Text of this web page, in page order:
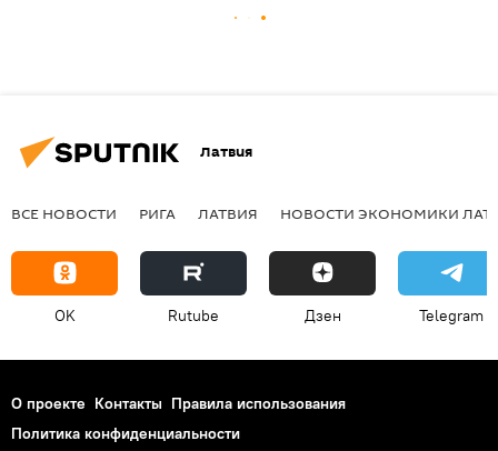
Латвия
ВСЕ НОВОСТИ РИГА ЛАТВИЯ НОВОСТИ ЭКОНОМИКИ
OK Rutube Дзен Telegram
О проекте Контакты Правила использования
Политика конфиденциальности